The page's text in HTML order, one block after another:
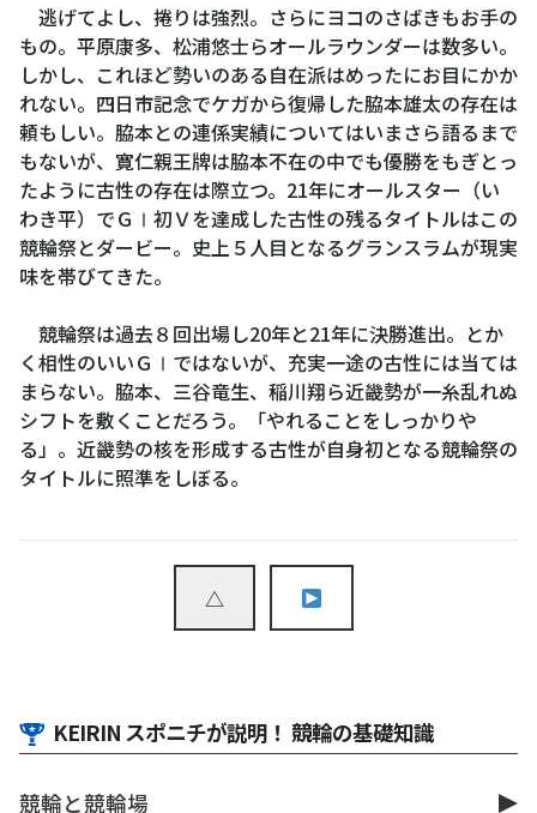
逃げてよし、捲りは強烈。さらにヨコのさばきもお手の
もの。平原康多、松浦悠士らオールラウンダーは数多い。
しかし、これほど勢いのある自在派はめったにお目にかか
れない。四日市記念でケガから復帰した脇本雄太の存在は
頼もしい。脇本との連係実績についてはいまさら語るまで
もないが、寛仁親王牌は脇本不在の中でも優勝をもぎとっ
たように古性の存在は際立つ。21年にオールスター（い
わき平）でＧⅠ初Ｖを達成した古性の残るタイトルはこの
競輪祭とダービー。史上５人目となるグランスラムが現実
味を帯びてきた。
競輪祭は過去８回出場し20年と21年に決勝進出。とか
く相性のいいＧⅠではないが、充実一途の古性には当ては
まらない。脇本、三谷竜生、稲川翔ら近畿勢が一糸乱れぬ
シフトを敷くことだろう。「やれることをしっかりや
る」。近畿勢の核を形成する古性が自身初となる競輪祭の
タイトルに照準をしぼる。
△
KEIRIN スポニチが説明！ 競輪の基礎知識
競輪と競輪場